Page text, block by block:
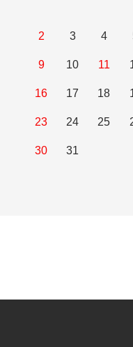
2 3 4
9 10 11
16 17 18
23 24 25
30 31